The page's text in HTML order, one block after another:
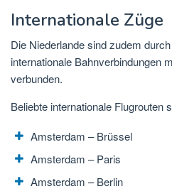
Internationale Züge
Die Niederlande sind zudem
internationale Bahnverbindungen
verbunden.
Beliebte internationale Flugrouten
Amsterdam – Brüssel
Amsterdam – Paris
Amsterdam – Berlin